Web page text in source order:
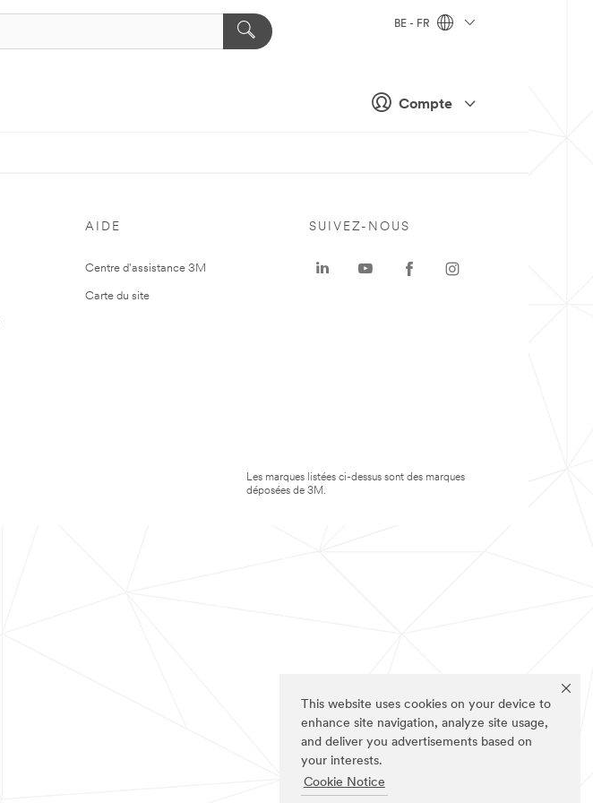
This website uses cookies on your device to
enhance site navigation, analyze site usage,
and deliver you advertisements based on
your interests.
Cookie Notice
Compte
BE - FR
AIDE
Centre d'assistance 3M
Carte du site
SUIVEZ-NOUS
Les marques listées ci-dessus sont des marques
déposées de 3M.